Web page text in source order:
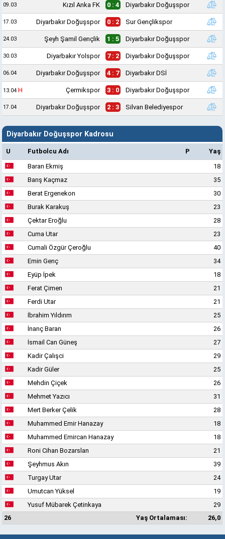
09.03 Kızıl Anka FK 0 : 4 Diyarbakır Doğuşspor
17.03 Diyarbakır Doğuşspor 0 : 2 Sur Gençlikspor
24.03 Şeyh Şamil Gençlik 1 : 5 Diyarbakır Doğuşspor
30.03 Diyarbakır Yolspor 7 : 2 Diyarbakır Doğuşspor
06.04 Diyarbakır Doğuşspor 4 : 7 Diyarbakır DSİ
13.04 H Çermikspor 3 : 0 Diyarbakır Doğuşspor
17.04 Diyarbakır Doğuşspor 2 : 3 Silvan Belediyespor
Diyarbakır Doğuşspor Kadrosu
U Futbolcu Adı P
Yaş
Baran Ekmiş
18
Barış Kaçmaz
35
Berat Ergenekon
30
Burak Karakuş
23
Çektar Eroğlu
28
Cuma Utar
23
Cumali Özgür Çeroğlu
40
Emin Genç
34
Eyüp İpek
18
Ferat Çimen
21
Ferdi Utar
21
İbrahim Yıldırım
25
İnanç Baran
26
İsmail Can Güneş
27
Kadir Çalışci
29
Kadir Güler
25
Mehdin Çiçek
26
Mehmet Yazıcı
31
Mert Berker Çelik
28
Muhammed Emir Hanazay
18
Muhammed Emircan Hanazay
18
Roni Cihan Bozarslan
21
Şeyhmus Akın
39
Turgay Utar
24
Umutcan Yüksel
19
Yusuf Mübarek Çetinkaya
29
26
Yaş Ortalaması: 26,0